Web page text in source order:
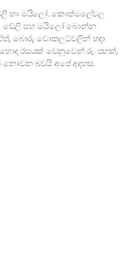
හා මයිලෝ. කොත්මලේවල
ඩේලි සහ මයිලෝ බොන්න
බොරු චොකලට්වලින් හදා
‍රසයක් වෙනුවෙන් රු. පහක්,
නොවන බවයි අපේ අදහස.